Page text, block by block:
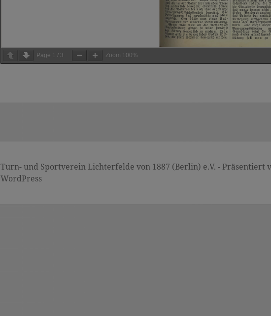
Page 1 / 3 Zoom 100%
Turn- und Sportverein Lichterfelde von 1887 (Berlin) e.V. - Präsentiert
WordPress